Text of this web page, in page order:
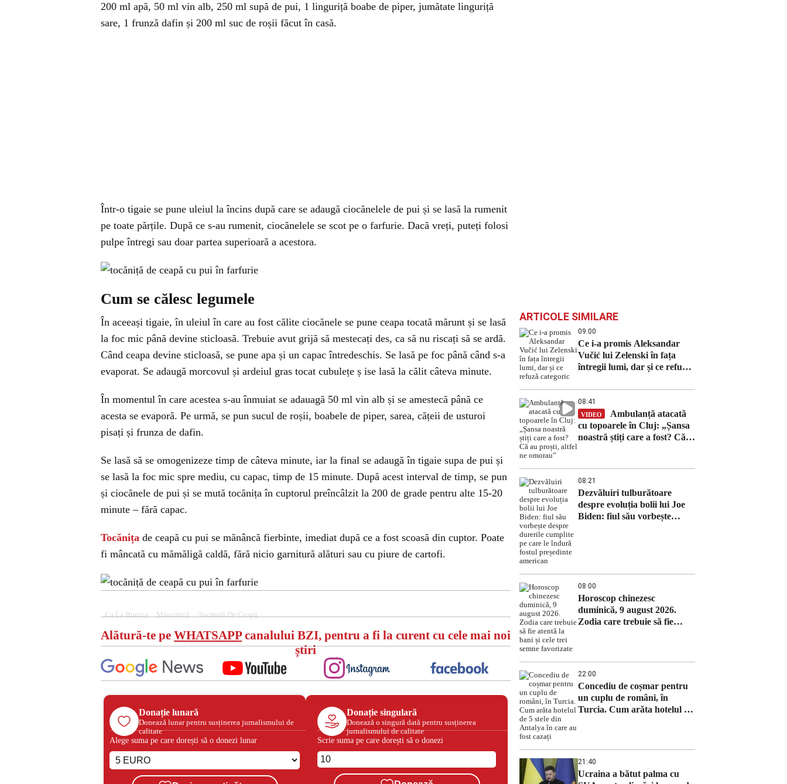
200 ml apă, 50 ml vin alb, 250 ml supă de pui, 1 linguriță boabe de piper, jumătate linguriță
sare, 1 frunză dafin și 200 ml suc de roșii făcut în casă.
Într-o tigaie se pune uleiul la încins după care se adaugă ciocănelele de pui și se lasă la rumenit
pe toate părțile. După ce s-au rumenit, ciocănelele se scot pe o farfurie. Dacă vreți, puteți folosi
pulpe întregi sau doar partea superioară a acestora.
Cum se călesc legumele
În aceeași tigaie, în uleiul în care au fost călite ciocănele se pune ceapa tocată mărunt și se lasă
la foc mic până devine sticloasă. Trebuie avut grijă să mestecați des, ca să nu riscați să se ardă.
Când ceapa devine sticloasă, se pune apa și un capac întredeschis. Se lasă pe foc până când s-a
evaporat. Se adaugă morcovul și ardeiul gras tocat cubulețe ș ise lasă la călit câteva minute.
În momentul în care acestea s-au înmuiat se adauagă 50 ml vin alb și se amestecă până ce
acesta se evaporă. Pe urmă, se pun sucul de roșii, boabele de piper, sarea, cățeii de usturoi
pisați și frunza de dafin.
Se lasă să se omogenizeze timp de câteva minute, iar la final se adaugă în tigaie supa de pui și
se lasă la foc mic spre mediu, cu capac, timp de 15 minute. După acest interval de timp, se pun
și ciocănele de pui și se mută tocănița în cuptorul preîncâlzit la 200 de grade pentru alte 15-20
minute – fără capac.
Tocănița de ceapă cu pui se mănâncă fierbinte, imediat după ce a fost scoasă din cuptor. Poate
fi mâncată cu mămăligă caldă, fără nicio garnitură alături sau cu piure de cartofi.
Ca La Bunica Mâncărică Tocăniță De Ceapă
Alătură-te pe WHATSAPPcanalului BZI, pentru a fi la curent cu cele mai noi
știri
Donație lunară
Donează lunar pentru susținerea jurnalismului de
calitate
Alege suma pe care dorești să o donezi lunar
Donație singulară
Donează o singură dată pentru susținerea
jurnalismului de calitate
Scrie suma pe care dorești să o donezi
ARTICOLE SIMILARE
09:00
Ce i-a promis Aleksandar
Vučić lui Zelenski în fața
întregii lumi, dar și ce refuză
08:41
VIDEO
Ambulanță atacată
cu topoarele în Cluj: „Șansa
noastră știți care a fost? Că
08:21
Dezvăluiri tulburătoare
despre evoluția bolii lui Joe
Biden: fiul său vorbește
08:00
Horoscop chinezesc
duminică, 9 august 2026.
Zodia care trebuie să fie
22:00
Concediu de coșmar pentru
un cuplu de români, în
Turcia. Cum arăta hotelul de
21:40
Ucraina a bătut palma cu